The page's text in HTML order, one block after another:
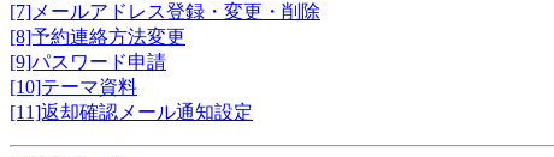
[7]メールアドレス登録・変更・削除
[8]予約連絡方法変更
[9]パスワード申請
[10]テーマ資料
[11]返却確認メール通知設定